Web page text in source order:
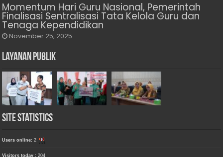
Momentum Hari Guru Nasional, Pemerintah
Finalisasi Sentralisasi Tata Kelola Guru dan
Tenaga Kependidikan
November 25, 2025
Layanan Publik
Site Statistics
Users online:2
Visitors today :204